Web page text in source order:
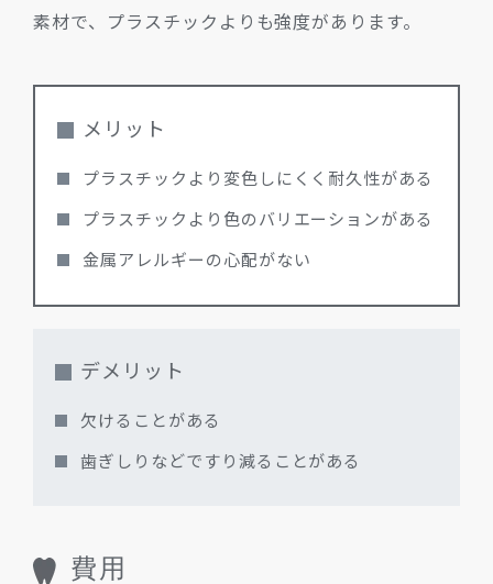
素材で、プラスチックよりも強度があります。
メリット
プラスチックより変色しにくく耐久性がある
プラスチックより色のバリエーションがある
金属アレルギーの心配がない
デメリット
欠けることがある
歯ぎしりなどですり減ることがある
費用